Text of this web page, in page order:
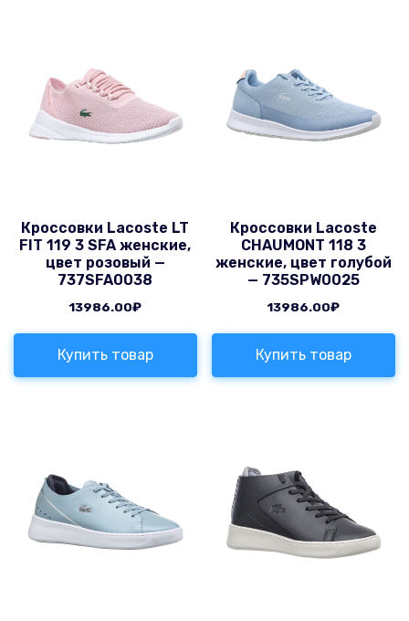
Кроссовки Lacoste LT
FIT 119 3 SFA женские,
цвет розовый —
737SFA0038
13986.00₽
Купить товар
Кроссовки Lacoste
CHAUMONT 118 3
женские, цвет голубой
— 735SPW0025
13986.00₽
Купить товар